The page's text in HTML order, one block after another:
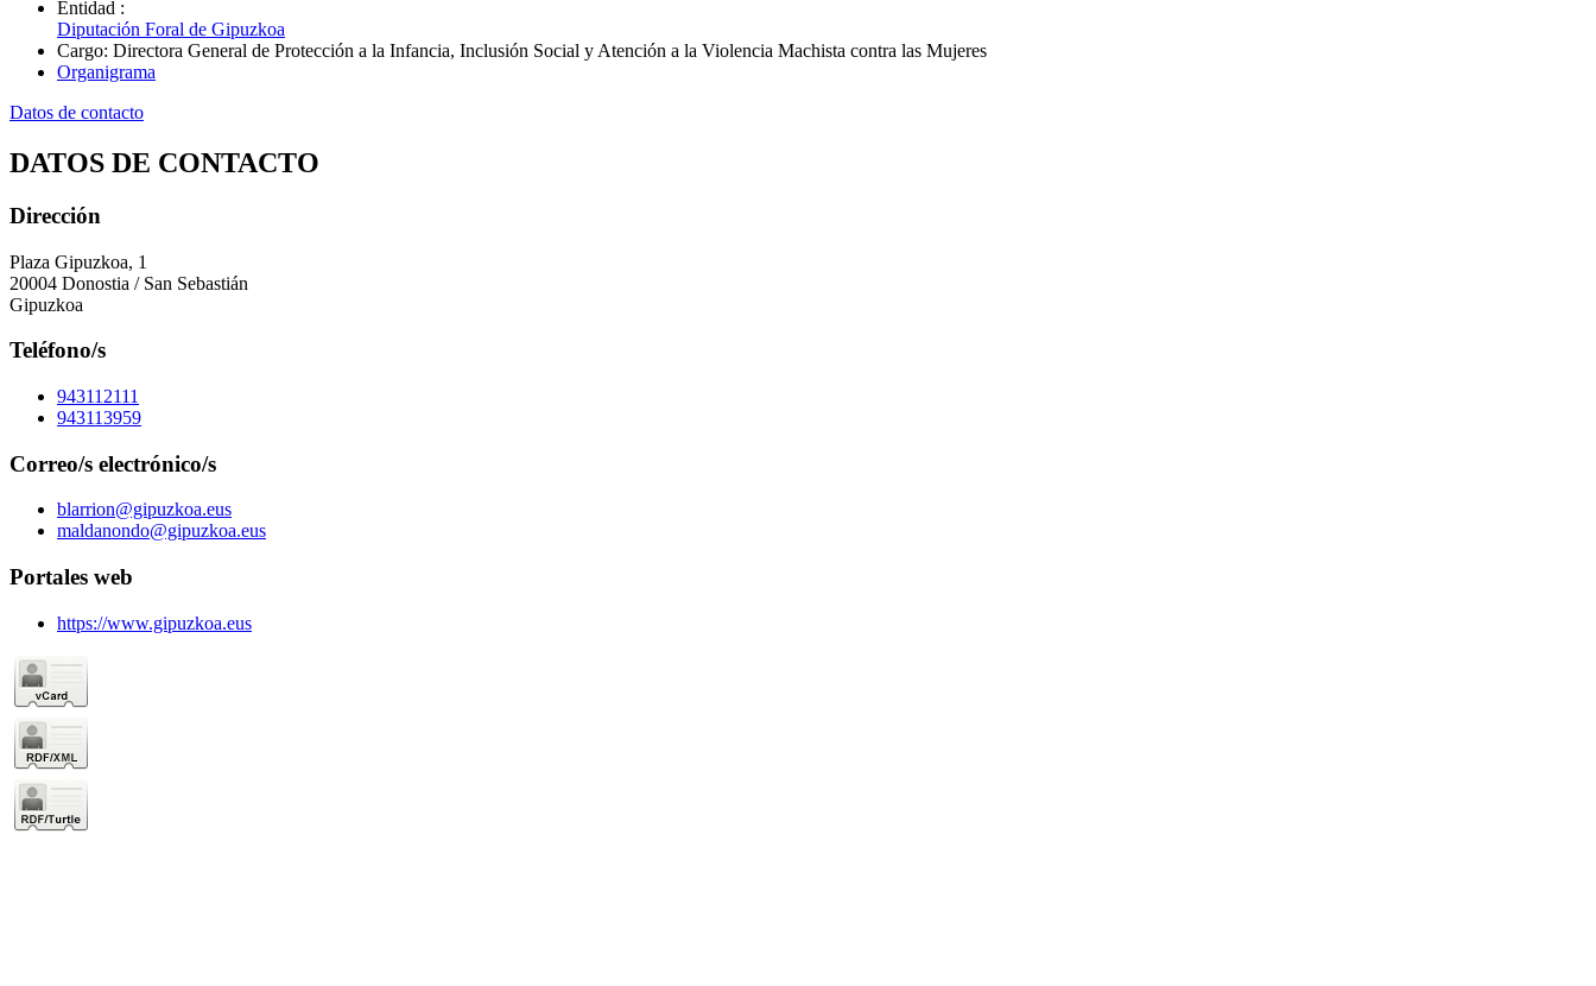
Entidad :
Diputación Foral de Gipuzkoa
Cargo: Directora General de Protección a la Infancia, Inclusión Social y Atención a la Violencia Machista contra las Mujeres
Organigrama
Datos de contacto
DATOS DE CONTACTO
Dirección
Plaza Gipuzkoa, 1
20004 Donostia / San Sebastián
Gipuzkoa
Teléfono/s
943112111
943113959
Correo/s electrónico/s
blarrion@gipuzkoa.eus
maldanondo@gipuzkoa.eus
Portales web
https://www.gipuzkoa.eus